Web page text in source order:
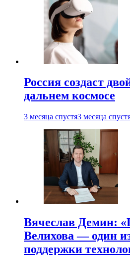
Россия создаст
дальнем космосе
3 месяца спустя3 месяца
Вячеслав Демин:
Велихова — один
поддержки